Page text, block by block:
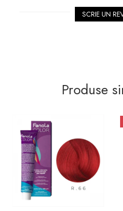
SCRIE UN
Produse